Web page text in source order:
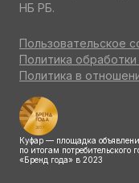
НБ РБ.
Пользовательское
Политика
Политика в
Куфар — площадка
по итогам потребительского
«Бренд года» в 2023